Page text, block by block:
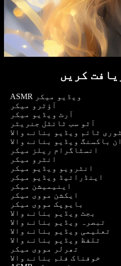
کریں
ASMR ویڈیو میکر
آؤٹرو میکر
آرٹ ویڈیو میکر
آٹو سب ٹائٹل جنریٹر
ٹائم ویڈیو بنانے والا
ان باکسنگ ویڈیو بنانے والا
انسٹاگرام ریلز میکر
انٹرو میکر
انٹرویو ویڈیو میکر
اینڈرائیڈ ویڈیو میکر
اینیمیشن میکر
ایکشن مووی میکر
بایوپک مووی میکر
بجٹ ویڈیو بنانے والا
تبصرہ ویڈیو بنانے والا
تعلیمی ویڈیو بنانے والا
تلفظ ویڈیو بنانے والا
تھرلر مووی میکر
خوفناک فلم بنانے والا